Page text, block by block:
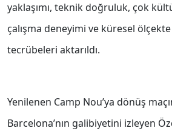
yaklaşımı, teknik doğruluk, çok
çalışma deneyimi ve küresel
tecrübeleri aktarıldı.
Yenilenen Camp Nou’ya dönüş
Barcelona’nın galibiyetini izleyen